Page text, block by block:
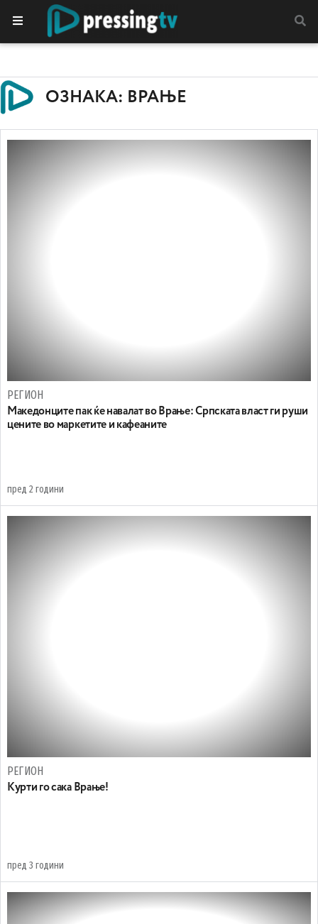
ОЗНАКА: ВРАЊЕ
РЕГИОН
Македонците пак ќе навалат во Врање: Српската власт ги руши
цените во маркетите и кафеаните
пред 2 години
РЕГИОН
Kурти го сака Врање!
пред 3 години